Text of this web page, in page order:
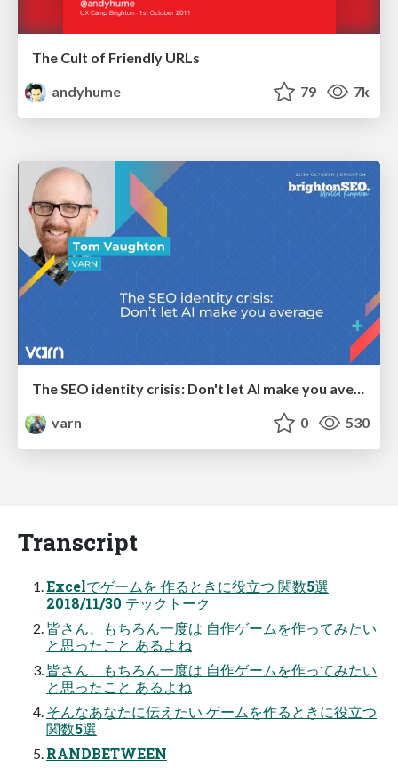
The Cult of Friendly URLs
andyhume
79 7k
The SEO identity crisis: Don't let AI make you average
varn
0 530
Transcript
Excelでゲームを 作るときに役立つ 関数5選
2018/11/30 テックトーク
皆さん、もちろん一度は 自作ゲームを作ってみたい
と思ったこと あるよね
皆さん、もちろん一度は 自作ゲームを作ってみたい
と思ったこと あるよね
そんなあなたに伝えたい ゲームを作るときに役立つ
関数5選
RANDBETWEEN